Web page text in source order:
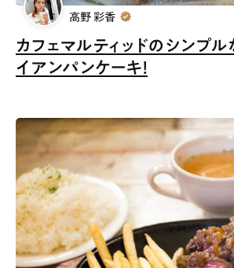
カフェマルティッドのシンプル
イアンパンケーキ！
高野 彩香